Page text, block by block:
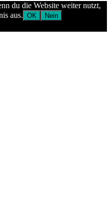
du die Website weiter nutzt,
aus. OK
Nein